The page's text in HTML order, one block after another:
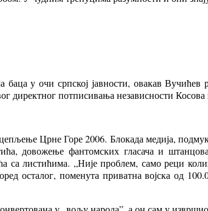
у очи српској јавности, овакав
потписивања независности Косова
Црне Горе 2006. Блокада медија,
довожење фантомских гласача и
листићима. „Није проблем, само реци
осталог, поменута приватна војска од